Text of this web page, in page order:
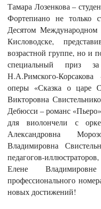
Тамара Лозенкова –
Фортепиано не только
Десятом Международном
Кисловодске,
возрастной группе, но и
специальный приз
Н.А.Римского-
оперы «Сказка о царе
Викторовна
Дебюсси – романс
для виолончели с
Александровна
Владимировна
педагогов-
Елене
профессионального
новых достижений!